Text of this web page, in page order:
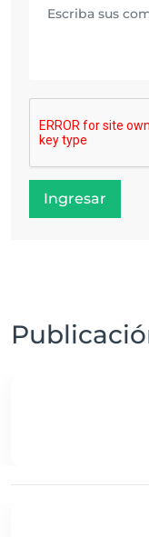
Ingresar